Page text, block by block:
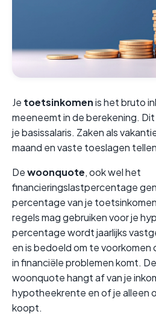
Je toetsinkomenis het bruto
meeneemt in de berekening. Dit
je basissalaris. Zaken als
maand en vaste toeslagen
Dewoonquote, ook wel het
financieringslastpercentage
percentage van je
regels mag gebruiken voor je
percentage wordt jaarlijks
en is bedoeld om te voorkomen
in financiële problemen komt.
woonquote hangt af van je
hypotheekrente en of je alleen
koopt.